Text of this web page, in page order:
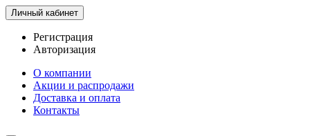
Личный кабинет
Регистрация
Авторизация
О компании
Акции и распродажи
Доставка и оплата
Контакты